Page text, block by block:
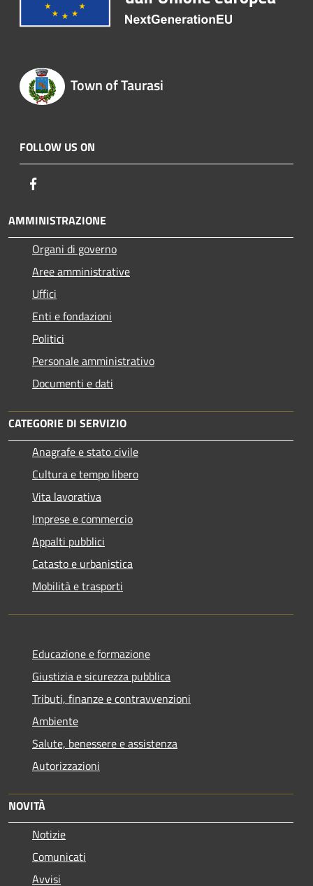
Town of Taurasi
FOLLOW US ON
AMMINISTRAZIONE
Organi di governo
Aree amministrative
Uffici
Enti e fondazioni
Politici
Personale amministrativo
Documenti e dati
CATEGORIE DI SERVIZIO
Anagrafe e stato civile
Cultura e tempo libero
Vita lavorativa
Imprese e commercio
Appalti pubblici
Catasto e urbanistica
Mobilità e trasporti
Educazione e formazione
Giustizia e sicurezza pubblica
Tributi, finanze e contravvenzioni
Ambiente
Salute, benessere e assistenza
Autorizzazioni
NOVITÀ
Notizie
Comunicati
Avvisi